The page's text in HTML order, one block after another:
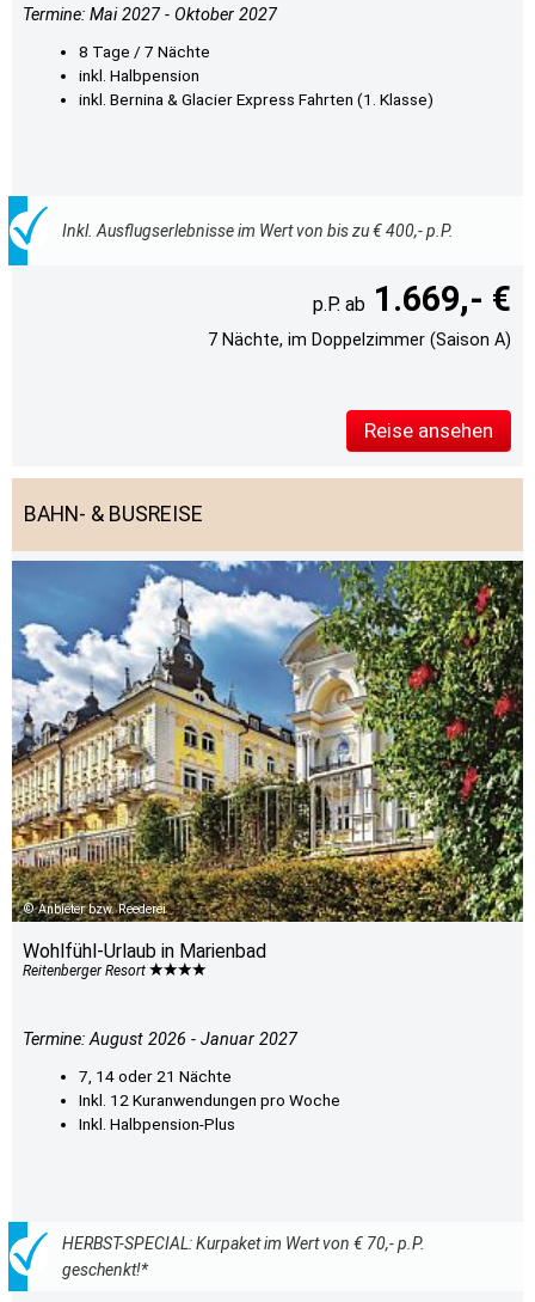
Termine: Mai 2027 - Oktober 2027
8 Tage / 7 Nächte
inkl. Halbpension
inkl. Bernina & Glacier Express Fahrten (1. Klasse)
Inkl. Ausflugserlebnisse im Wert von bis zu € 400,- p.P.
1.669,- €
7 Nächte, im Doppelzimmer (Saison A)
Reise ansehen
BAHN- & BUSREISE
Anbieter bzw. Reederei
Wohlfühl-Urlaub in Marienbad
Reitenberger Resort
Termine: August 2026 - Januar 2027
7, 14 oder 21 Nächte
Inkl. 12 Kuranwendungen pro Woche
Inkl. Halbpension-Plus
HERBST-SPECIAL: Kurpaket im Wert von € 70,- p.P.
geschenkt!*